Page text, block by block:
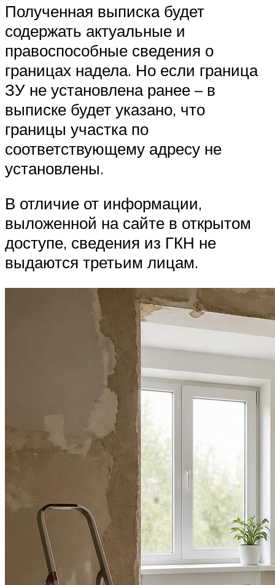
Полученная выписка будет
содержать актуальные и
правоспособные сведения о
границах надела. Но если граница
ЗУ не установлена ранее – в
выписке будет указано, что
границы участка по
соответствующему адресу не
установлены.
В отличие от информации,
выложенной на сайте в открытом
доступе, сведения из ГКН не
выдаются третьим лицам.